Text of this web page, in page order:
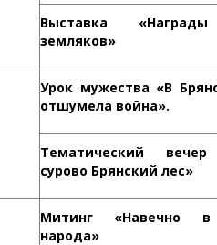
Выставка
земляков»
Урок мужества «В
отшумела война».
Тематический
сурово Брянский лес»
Митинг «Навечно
народа»